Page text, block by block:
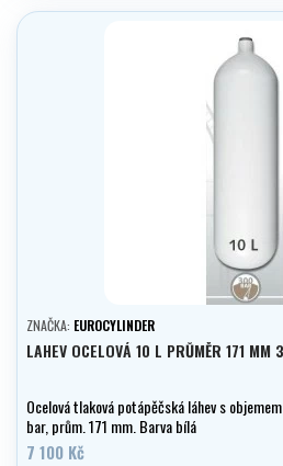
ZNAČKA: EUROCYLINDER
LAHEV OCELOVÁ 10 L PRŮMĚR 171 MM
Ocelová tlaková potápěčská láhev s
bar, prům. 171 mm. Barva bílá
7 100 Kč